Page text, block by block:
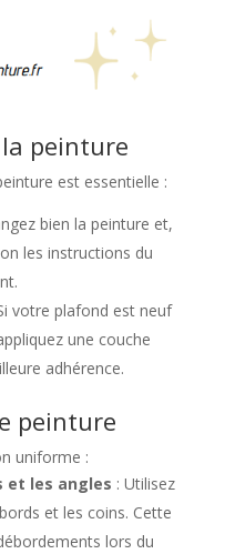
peinture
est essentielle :
bien la peinture et,
les instructions du
votre plafond est neuf
une couche
adhérence.
peinture
uniforme :
et les angles : Utilisez
et les coins. Cette
lors du